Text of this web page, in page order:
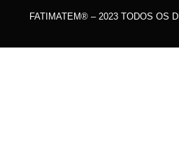
FATIMATEM® – 2023 TODOS OS